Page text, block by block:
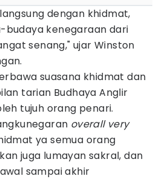
dengan khidmat,
budaya kenegaraan dari
senang," ujar Winston
suasana khidmat dan
tarian Budhaya Anglir
tujuh orang penari.
overall very
ya semua orang
juga lumayan sakral, dan
sampai akhir